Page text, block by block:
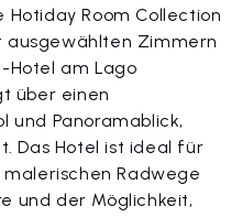
Hotiday Room Collection
ausgewählten Zimmern
Hotel am Lago
über einen
und Panoramablick,
Das Hotel ist ideal für
Radwege
und der Möglichkeit,